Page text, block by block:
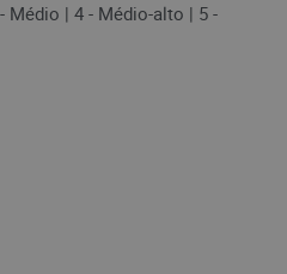
Médio | 4 - Médio-alto | 5 -